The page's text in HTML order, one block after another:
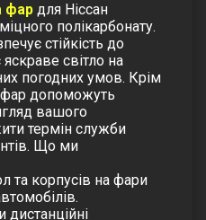
фар для Ніссан
полікарбонату.
стійкість до
світло на
погодних умов. Крім
допоможуть
вашого
термін служби
Що ми
та корпусів на фари